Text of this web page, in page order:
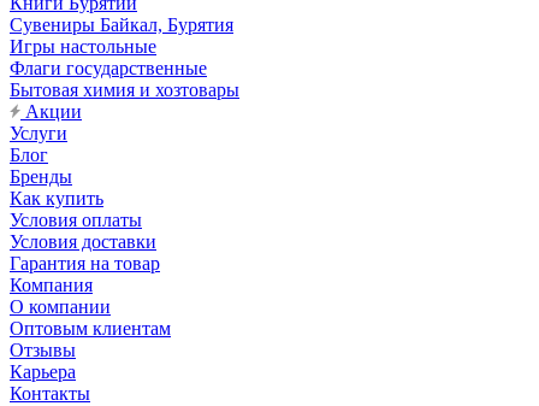
Сувениры Байкал, Бурятия
Игры настольные
Флаги государственные
Бытовая химия и хозтовары
Акции
Услуги
Блог
Бренды
Как купить
Условия оплаты
Условия доставки
Гарантия на товар
Компания
О компании
Оптовым клиентам
Отзывы
Карьера
Контакты